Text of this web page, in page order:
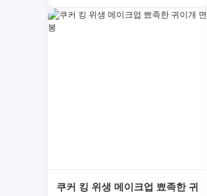
쿠커 킹 위생 메이크업 뾰족한 귀